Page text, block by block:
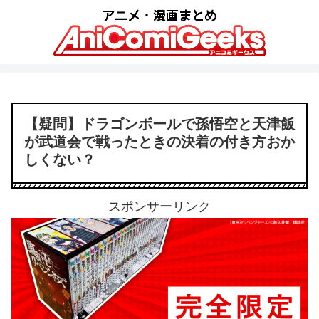
【疑問】ドラゴンボールで孫悟空と天津飯
が武道会で戦ったときの決着の付き方おか
しくない？
スポンサーリンク